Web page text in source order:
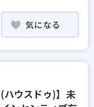
気になる
ハウスドゥ)】未